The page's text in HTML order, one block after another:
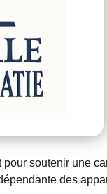
soutenir une
des